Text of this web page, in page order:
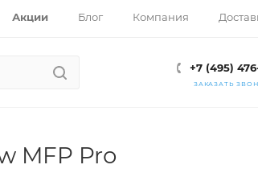
Акции Блог Компания
+7 (495)
ЗАКАЗАТЬ
MFP Pro